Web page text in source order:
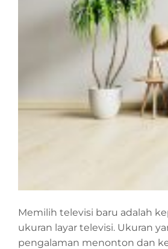
Memilih televisi baru adalah
ukuran layar televisi. Ukuran
pengalaman menonton dan